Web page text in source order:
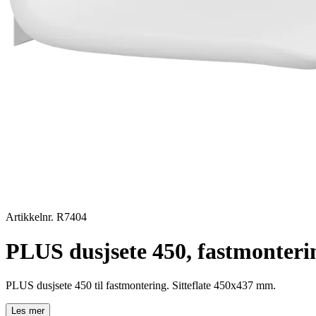
Artikkelnr. R7404
PLUS dusjsete 450,
PLUS dusjsete 450 til fastmontering. Sitteflate 450x437 mm.
Les mer